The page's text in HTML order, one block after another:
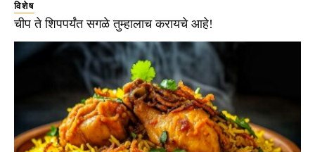
विशेष
चीप ते शिपपर्यंत सगळे तुम्हालाच करायचे आहे!